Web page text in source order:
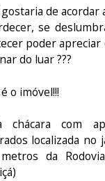
gostaria de acordar
se
poder apreciar
do luar ???
o imóvel!!!
chácara com
localizada
da